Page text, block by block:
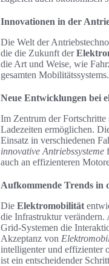
Innovationen in der
Die Welt der
die die Zukunft der
die Art und Weise, wie
gesamten Mobilitätssystems.
Neue Entwicklungen bei
Im Zentrum der Fortschritte
Ladezeiten ermöglichen.
Einsatz in verschiedenen
innovative Antriebssysteme
auch an effizienteren
Aufkommende Trends in
Die Elektromobilität
die Infrastruktur verändern.
Grid-Systemen die
Akzeptanz von
intelligenter und effizienter
ist ein entscheidender